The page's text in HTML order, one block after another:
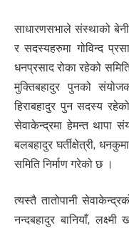
साधारणसभाले संस्थाको
र सदस्यहरुमा गोविन्द
धनप्रसाद रोका रहेको
मुक्तिबहादुर पुनको
हिराबहादुर पुन सदस्य
सेवाकेन्द्रमा हेमन्त थापा
बलबहादुर घर्तीक्षेत्री,
समिति निर्माण गरेको छ ।
त्यस्तै तातोपानी
नन्दबहादुर बानियाँ,